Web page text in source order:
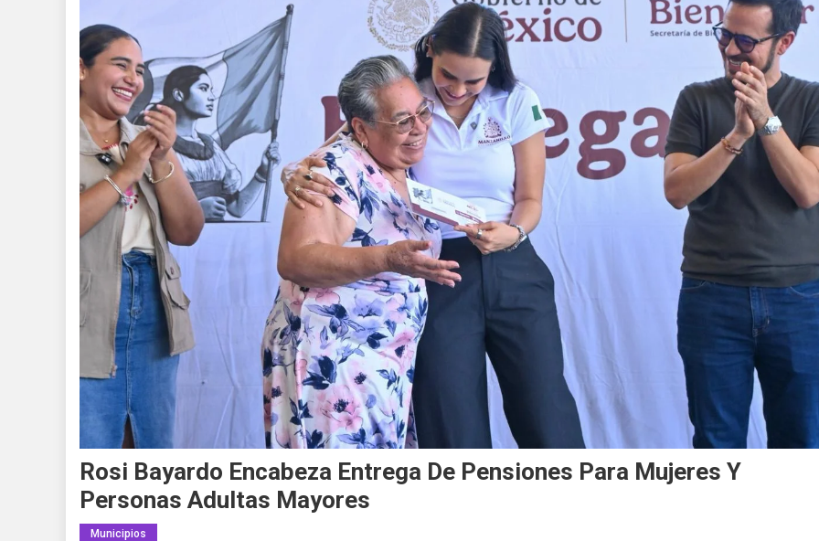
Rosi Bayardo Encabeza Entrega De Pensiones Para Mujeres Y
Personas Adultas Mayores
Municipios